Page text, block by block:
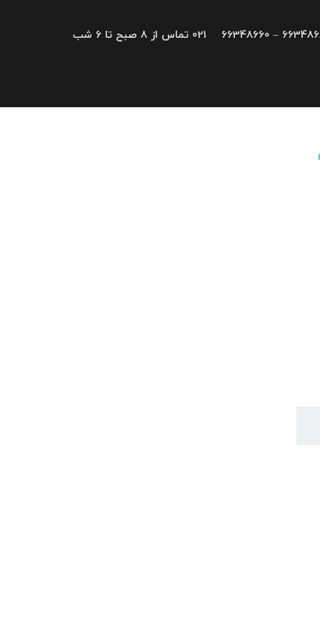
66348680 – 021 تماس از 8 صبح تا 6 شب